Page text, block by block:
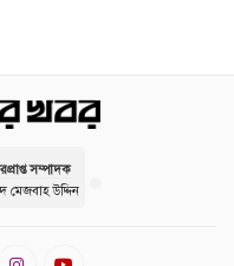
সম্পাদক
মেজবাহ উদ্দিন